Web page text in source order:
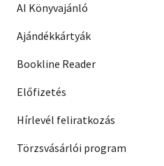
AI Könyvajánló
Ajándékkártyák
Bookline Reader
Előfizetés
Hírlevél feliratkozás
Törzsvásárlói program